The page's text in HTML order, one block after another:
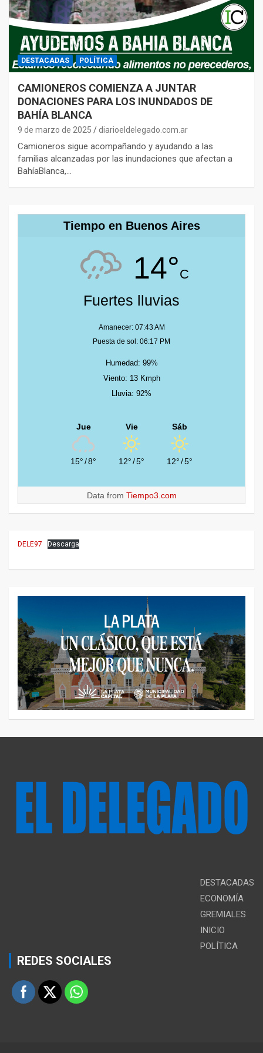
DESTACADAS POLÍTICA
CAMIONEROS COMIENZA A JUNTAR
DONACIONES PARA LOS INUNDADOS DE
BAHÍA BLANCA
9 de marzo de 2025 diarioeldelegado.com.ar
Camioneros sigue acompañando y ayudando a las
familias alcanzadas por las inundaciones que afectan a
BahíaBlanca,…
Tiempo en Buenos Aires
14°C
Fuertes lluvias
Amanecer: 07:43 AM
Puesta de sol: 06:17 PM
Humedad: 99%
Viento: 13 Kmph
Lluvia: 92%
Jue
15°/8°
Vie
12°/5°
Sáb
12°/5°
Data from Tiempo3.com
DELE97 Descarga
DESTACADAS
ECONOMÍA
GREMIALES
INICIO
POLÍTICA
REDES SOCIALES